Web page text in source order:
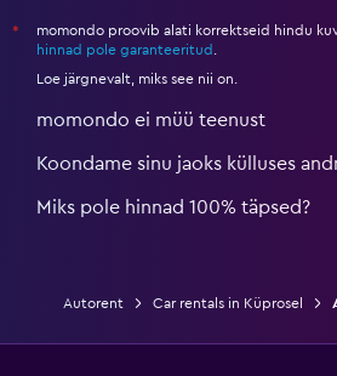
*
momondo proovib alati korrektseid hindu
hinnad pole garanteeritud .
Loe järgnevalt, miks see nii on.
momondo ei müü teenust
Koondame sinu jaoks külluses
Miks pole hinnad 100% täpsed?
Autorent Car rentals in Küprosel